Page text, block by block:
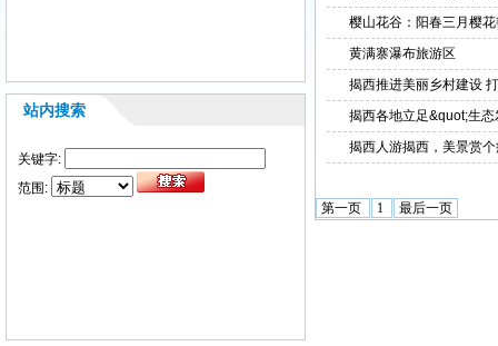
站内搜索
关键字:
范围:
樱山花谷：阳春三月樱
黄满寨瀑布旅游区
揭西推进美丽乡村建设
揭西各地立足&quot;生
揭西人游揭西，美景赏
第一页 1 最后一页